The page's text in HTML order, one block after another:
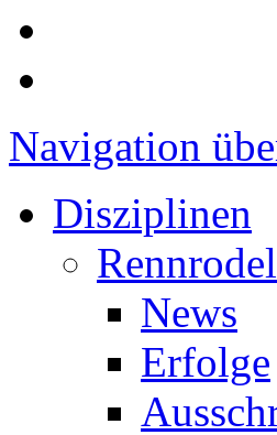
Navigation
Disziplinen
News
Erfolge